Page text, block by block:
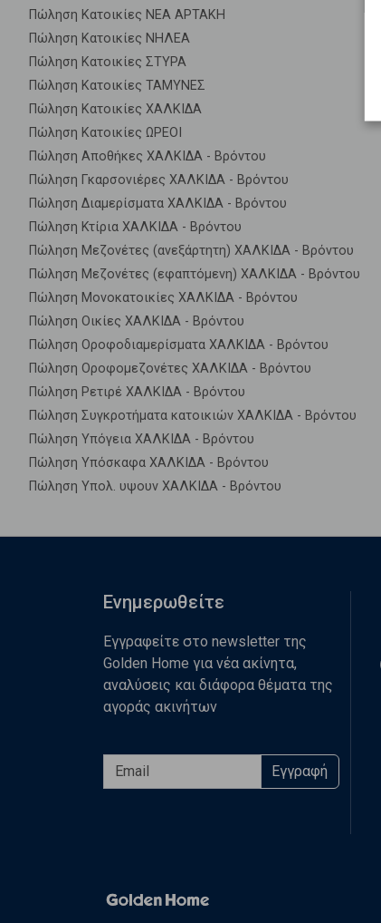
Πώληση Κατοικίες ΝΕΑ ΑΡΤΑΚΗ
Πώληση Κατοικίες ΝΗΛΕΑ
Πώληση Κατοικίες ΣΤΥΡΑ
Πώληση Κατοικίες ΤΑΜΥΝΕΣ
Πώληση Κατοικίες ΧΑΛΚΙΔΑ
Πώληση Κατοικίες ΩΡΕΟΙ
Πώληση Αποθήκες ΧΑΛΚΙΔΑ - Βρόντου
Πώληση Γκαρσονιέρες ΧΑΛΚΙΔΑ - Βρόντου
Πώληση Διαμερίσματα ΧΑΛΚΙΔΑ - Βρόντου
Πώληση Κτίρια ΧΑΛΚΙΔΑ - Βρόντου
Πώληση Μεζονέτες (ανεξάρτητη) ΧΑΛΚΙΔΑ - Βρόντου
Πώληση Μεζονέτες (εφαπτόμενη) ΧΑΛΚΙΔΑ - Βρόντου
Πώληση Μονοκατοικίες ΧΑΛΚΙΔΑ - Βρόντου
Πώληση Οικίες ΧΑΛΚΙΔΑ - Βρόντου
Πώληση Οροφοδιαμερίσματα ΧΑΛΚΙΔΑ - Βρόντου
Πώληση Οροφομεζονέτες ΧΑΛΚΙΔΑ - Βρόντου
Πώληση Ρετιρέ ΧΑΛΚΙΔΑ - Βρόντου
Πώληση Συγκροτήματα κατοικιών ΧΑΛΚΙΔΑ - Βρόντου
Πώληση Υπόγεια ΧΑΛΚΙΔΑ - Βρόντου
Πώληση Υπόσκαφα ΧΑΛΚΙΔΑ - Βρόντου
Πώληση Υπολ. υψουν ΧΑΛΚΙΔΑ - Βρόντου
Ενημερωθείτε
Εγγραφείτε στο newsletter της
Golden Home για νέα ακίνητα,
αναλύσεις και διάφορα θέματα της
αγοράς ακινήτων
Εγγραφή